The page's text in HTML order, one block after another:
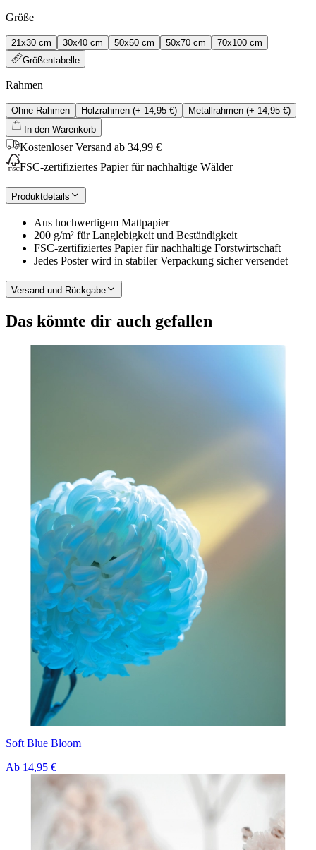
Größe
21x30 cm 30x40 cm 50x50 cm 50x70 cm
70x100 cm
Größentabelle
Rahmen
Ohne Rahmen Holzrahmen (+ 14,95 €) Metallrahmen (+ 14,95 €)
In den Warenkorb
Kostenloser Versand ab 34,99 €
FSC-zertifiziertes Papier für nachhaltige Wälder
Produktdetails
Aus hochwertigem Mattpapier
200 g/m² für Langlebigkeit und Beständigkeit
FSC-zertifiziertes Papier für nachhaltige Forstwirtschaft
Jedes Poster wird in stabiler Verpackung sicher versendet
Versand und Rückgabe
Das könnte dir auch gefallen
Soft Blue Bloom
Ab 14,95 €